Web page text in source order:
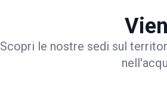
Scopri le nostre sedi sul